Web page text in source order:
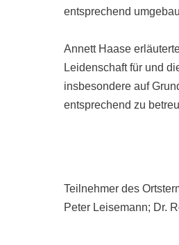
entsprechend
Annett Haase
Leidenschaft für und
insbesondere auf
entsprechend zu
Teilnehmer des
Peter Leisemann; Dr.